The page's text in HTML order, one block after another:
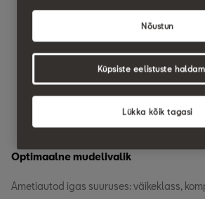
Optimaalne mudelivalik
Ametiautod igas suuruses: väikeklass,
Lükka kõik tagasi
Nõustun
Küpsiste eelistuste